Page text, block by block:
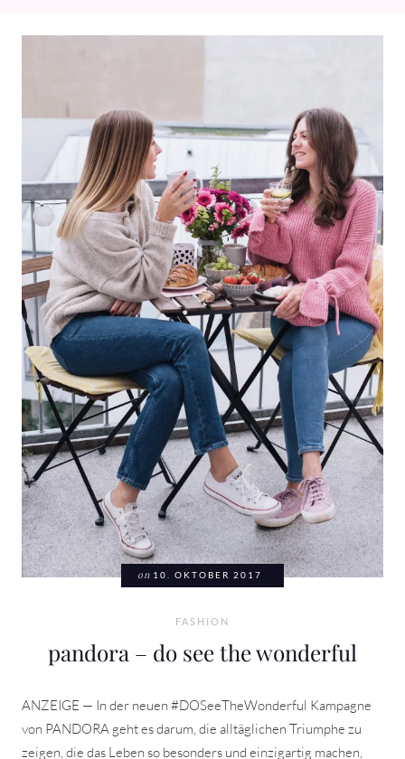
on 10. OKTOBER 2017
FASHION
pandora – do see the wonderful
ANZEIGE — In der neuen #DOSeeTheWonderful Kampagne
von PANDORA geht es darum, die alltäglichen Triumphe zu
zeigen, die das Leben so besonders und einzigartig machen,